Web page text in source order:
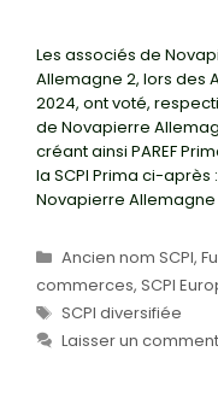
Les associés de
Allemagne 2, lors des
2024, ont voté,
de Novapierre
créant ainsi PAREF
la SCPI Prima ci-après
Novapierre Allemagne
Catégories
Ancien nom SCPI,
commerces, SCPI
Étiquettes
SCPI diversifiée
Laisser un